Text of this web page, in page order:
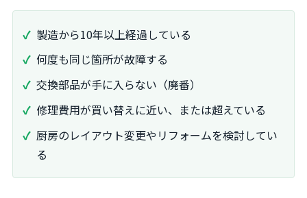
製造から10年以上経過している
何度も同じ箇所が故障する
交換部品が手に入らない（廃番）
修理費用が買い替えに近い、または超えている
厨房のレイアウト変更やリフォームを検討してい
る